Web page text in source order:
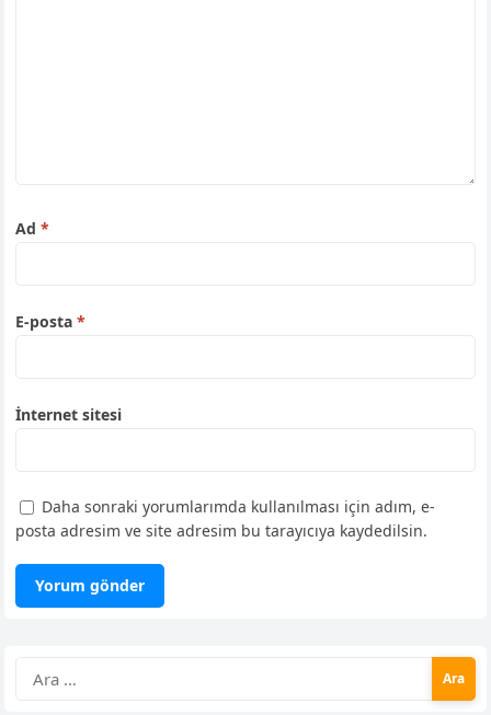
Ad*
E-posta*
İnternet sitesi
Daha sonraki yorumlarımda kullanılması için adım, e-
posta adresim ve site adresim bu tarayıcıya kaydedilsin.